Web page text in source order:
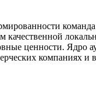
качественной
ценности. Ядро
компаниях и